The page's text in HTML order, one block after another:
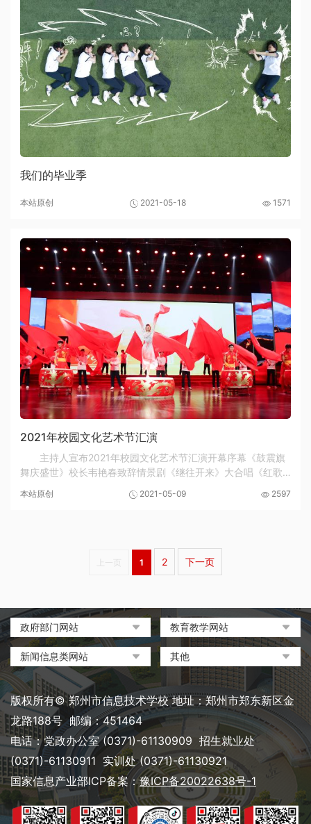
我们的毕业季
本站原创 2021-05-18 1571
2021年校园文化艺术节汇演
主持人宣布2021年校园文化艺术节汇演开幕序幕《鼓震旗
舞庆盛世》校长韦艳春致辞情景剧《继往开来》大合唱《红歌
给党—组歌》大合唱《红歌献给党—组歌》大合...
本站原创 2021-05-09 2597
上一页 1 2 下一页
政府部门网站
中国政府网
河南省人民政府
郑州市人民政府
教育教学网站
教育部政府门户网站
中国职业教育与成人教育网
河南省教育厅
河南省职业教育与成人教育
网
郑州市教育局政务网
郑州教育信息网
新闻信息类网站
环球网
凤凰网
搜狐
网易
新浪
其他
中央电化教育馆
中国教育和科研计算机网
电脑报
大象网|河南网络广播电视台
版权所有© 郑州市信息技术学校 地址：郑州市郑东新区金
龙路188号 邮编：451464
电话：党政办公室 (0371)-61130909 招生就业处
(0371)-61130911 实训处 (0371)-61130921
国家信息产业部ICP备案：豫ICP备20022638号-1